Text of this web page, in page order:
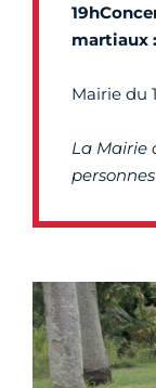
19h
martiaux
Mairie du
La Mairie